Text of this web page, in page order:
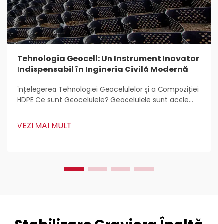
Tehnologia Geocell: Un Instrument Inovator
Indispensabil în Ingineria Civilă Modernă
Înțelegerea Tehnologiei Geocelulelor și a Compoziției
HDPE Ce sunt Geocelulele? Geocelulele sunt acele
lucrări de construcții. Inginerii civili le adoră
VEZI MAI MULT